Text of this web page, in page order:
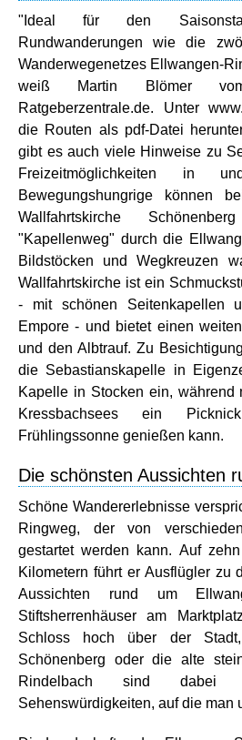
"Ideal für den
Rundwanderungen wie die
Wanderwegenetzes Ellwangen-
weiß Martin Blömer vom
Ratgeberzentrale.de. Unter
die Routen als pdf-Datei
gibt es auch viele Hinweise zu
Freizeitmöglichkeiten in
Bewegungshungrige können
Wallfahrtskirche
"Kapellenweg" durch die
Bildstöcken und Wegkreuzen
Wallfahrtskirche ist ein
- mit schönen Seitenkapellen
Empore - und bietet einen
und den Albtrauf. Zu
die Sebastianskapelle in
Kapelle in Stocken ein, während
Kressbachsees ein
Frühlingssonne genießen kann.
Die schönsten Aussichten
Schöne Wandererlebnisse
Ringweg, der von
gestartet werden kann. Auf
Kilometern führt er Ausflügler zu
Aussichten rund um
Stiftsherrenhäuser am
Schloss hoch über der
Schönenberg oder die alte
Rindelbach sind
Sehenswürdigkeiten, auf die man